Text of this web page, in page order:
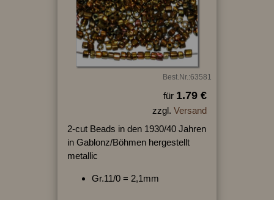
Best.Nr.:63581
für 1.79 €
zzgl. Versand
2-cut Beads in den 1930/40 Jahren
in Gablonz/Böhmen hergestellt
metallic
Gr.11/0 = 2,1mm